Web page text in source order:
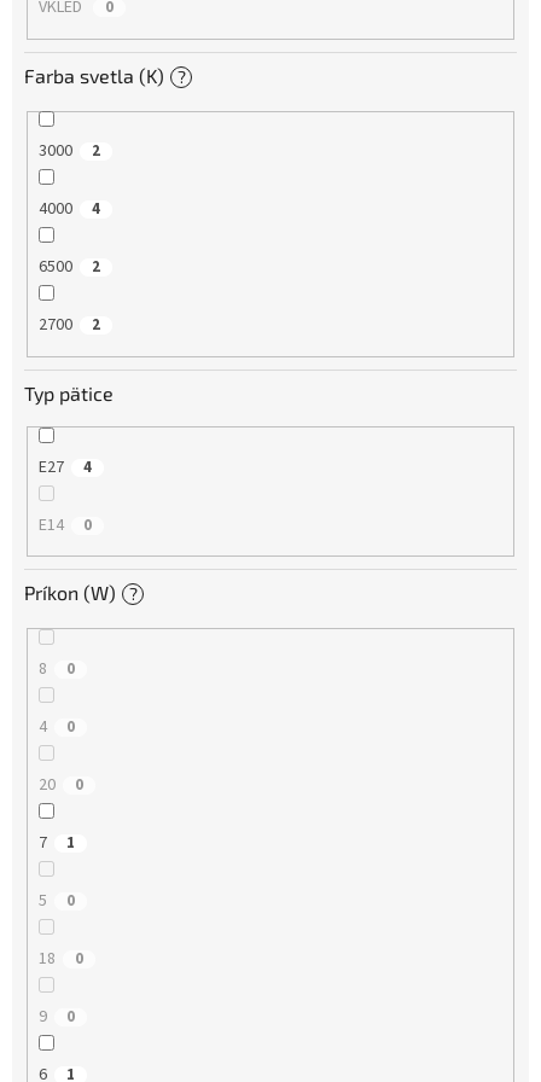
VKLED 0
Farba svetla (K) ?
3000 2
4000 4
6500 2
2700 2
Typ pätice
E27 4
E14 0
Príkon (W) ?
8 0
4 0
20 0
7 1
5 0
18 0
9 0
6 1